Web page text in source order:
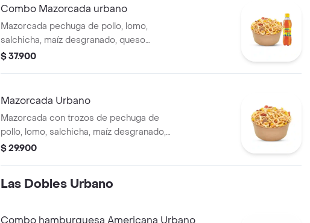
Combo Mazorcada urbano
Mazorcada pechuga de pollo, lomo,
salchicha, maíz desgranado, queso
mozzarella, papa francesa y fósforo,
$ 37.900
Mazorcada Urbano
Mazorcada con trozos de pechuga de
pollo, lomo, salchicha, maíz desgranado,
queso mozzarella, papa francesa y papa
$ 29.900
Las Dobles Urbano
Combo hamburguesa Americana Urbano